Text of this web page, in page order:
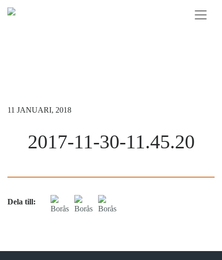
11 JANUARI, 2018
2017-11-30-11.45.20
Dela till: